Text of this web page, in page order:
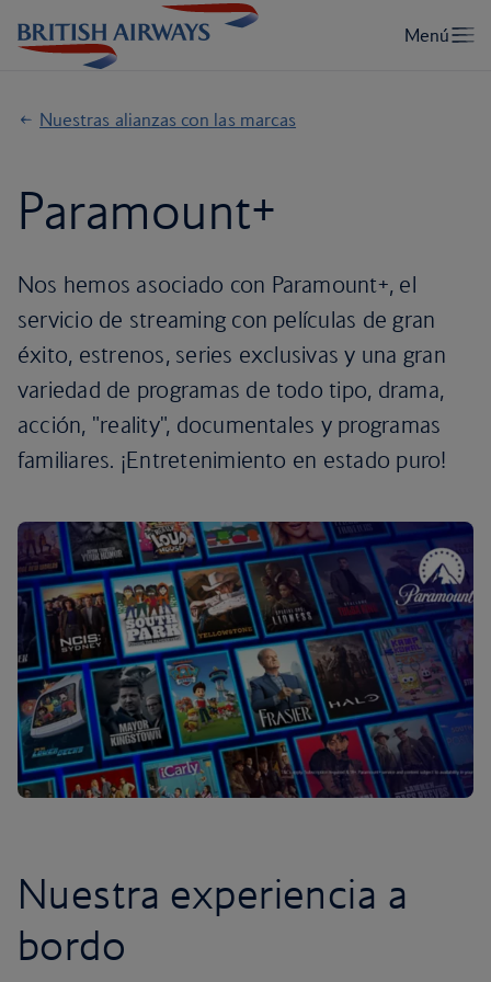
Nuestras alianzas con las marcas
Paramount+
Nos hemos asociado con Paramount+, el
servicio de streaming con películas de gran
éxito, estrenos, series exclusivas y una gran
variedad de programas de todo tipo, drama,
acción, "reality", documentales y programas
familiares. ¡Entretenimiento en estado puro!
Nuestra experiencia a
bordo